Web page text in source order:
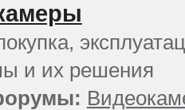
и их решения